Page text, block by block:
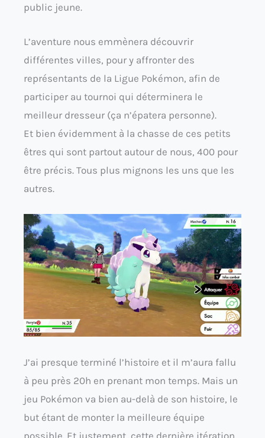
public jeune.
L’aventure nous emmènera découvrir
différentes villes, pour y affronter des
représentants de la Ligue Pokémon, afin de
participer au tournoi qui déterminera le
meilleur dresseur (ça n’épatera personne).
Et bien évidemment à la chasse de ces petits
êtres qui sont partout autour de nous, 400 pour
être précis. Tous plus mignons les uns que les
autres.
J’ai presque terminé l’histoire et il m’aura fallu
à peu près 20h en prenant mon temps. Mais un
jeu Pokémon va bien au-delà de son histoire, le
but étant de monter la meilleure équipe
possible. Et justement, cette dernière itération